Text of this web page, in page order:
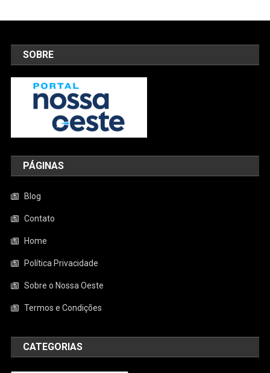
SOBRE
PÁGINAS
Blog
Contato
Home
Política Privacidade
Sobre o Nossa Oeste
Termos e Condições
CATEGORIAS